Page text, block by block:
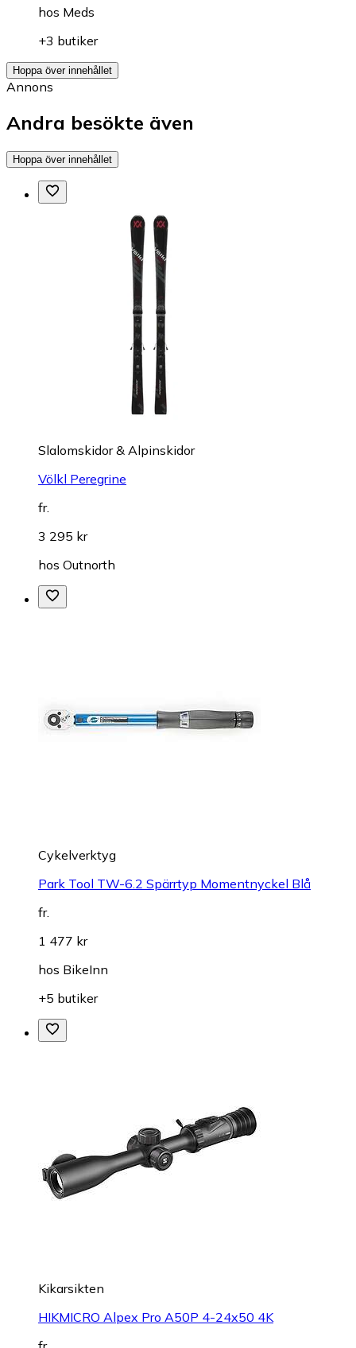
hos Meds
+3 butiker
Hoppa över innehållet
Annons
Andra besökte även
Hoppa över innehållet
Slalomskidor & Alpinskidor
Völkl Peregrine
fr.
3 295 kr
hos Outnorth
Cykelverktyg
Park Tool TW-6.2 Spärrtyp Momentnyckel Blå
fr.
1 477 kr
hos BikeInn
+5 butiker
Kikarsikten
HIKMICRO Alpex Pro A50P 4-24x50 4K